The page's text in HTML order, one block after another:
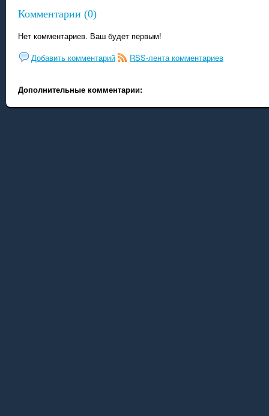
Комментарии (0)
Нет комментариев. Ваш будет первым!
Добавить комментарий
RSS-лента комментариев
Дополнительные комментарии: